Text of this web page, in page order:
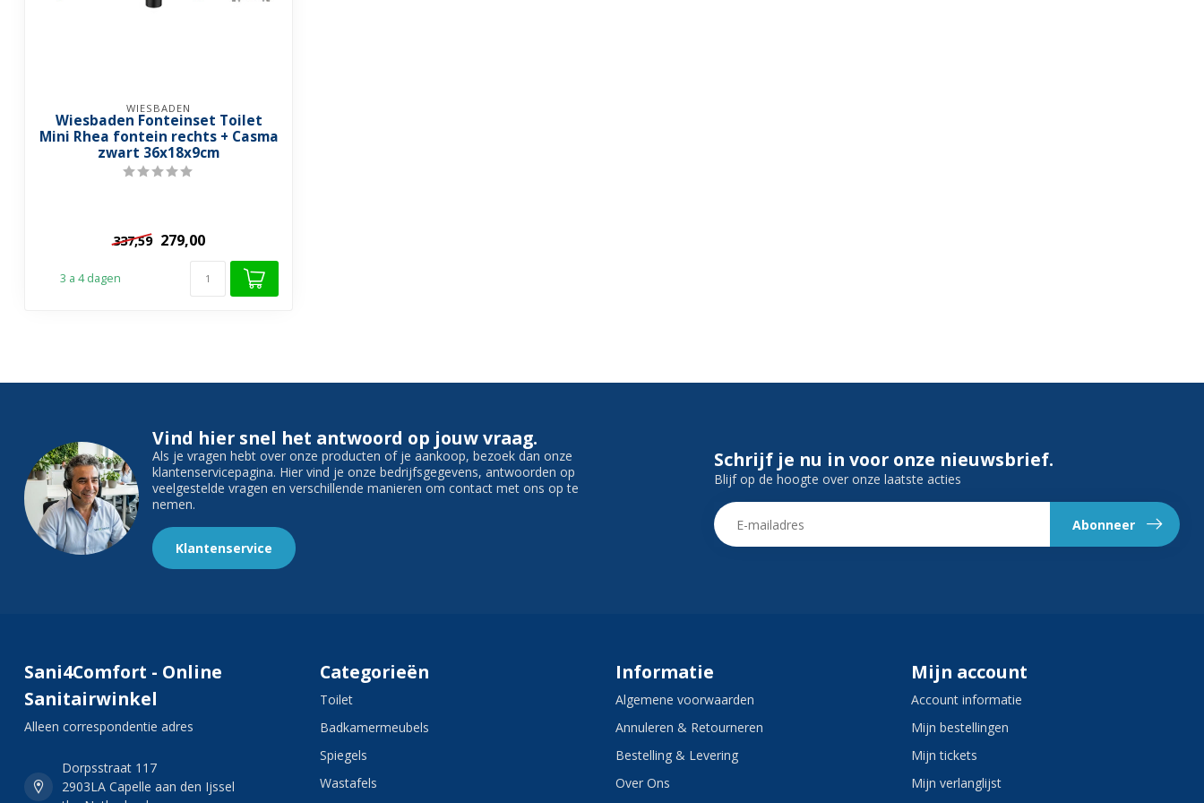
WIESBADEN
Wiesbaden Fonteinset Toilet
Mini Rhea fontein rechts + Casma
zwart 36x18x9cm
337,59 279,00
3 a 4 dagen
Vind hier snel het antwoord op jouw vraag.
Als je vragen hebt over onze producten of je aankoop, bezoek dan onze
klantenservicepagina. Hier vind je onze bedrijfsgegevens, antwoorden op
veelgestelde vragen en verschillende manieren om contact met ons op te
nemen.
Klantenservice
Schrijf je nu in voor onze nieuwsbrief.
Blijf op de hoogte over onze laatste acties
Abonneer
Sani4Comfort - Online
Sanitairwinkel
Alleen correspondentie adres
Dorpsstraat 117
2903LA Capelle aan den Ijssel
Categorieën
Toilet
Badkamermeubels
Spiegels
Wastafels
Informatie
Algemene voorwaarden
Annuleren & Retourneren
Bestelling & Levering
Over Ons
Mijn account
Account informatie
Mijn bestellingen
Mijn tickets
Mijn verlanglijst